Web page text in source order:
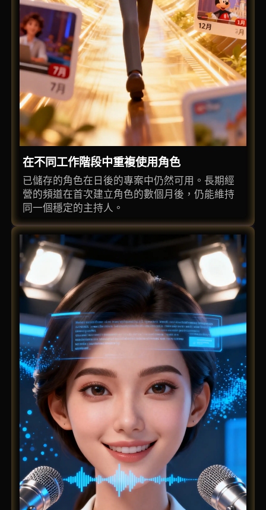
在不同工作階段中重複使用角色
已儲存的角色在日後的專案中仍然可用。長期經
營的頻道在首次建立角色的數個月後，仍能維持
同一個穩定的主持人。